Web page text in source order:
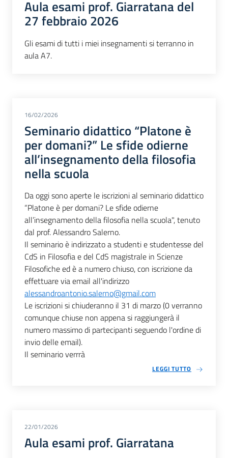
Aula esami prof. Giarratana del
27 febbraio 2026
Gli esami di tutti i miei insegnamenti si terranno in
aula A7.
16/02/2026
Seminario didattico “Platone è
per domani?” Le sfide odierne
all’insegnamento della filosofia
nella scuola
Da oggi sono aperte le iscrizioni al seminario didattico
“Platone è per domani? Le sfide odierne
all’insegnamento della filosofia nella scuola", tenuto
dal prof. Alessandro Salerno.
Il seminario è indirizzato a studenti e studentesse del
CdS in Filosofia e del CdS magistrale in Scienze
Filosofiche ed è a numero chiuso, con iscrizione da
effettuare via email all'indirizzo
alessandroantonio.salerno@gmail.com
Le iscrizioni si chiuderanno il 31 di marzo (0 verranno
comunque chiuse non appena si raggiungerà il
numero massimo di partecipanti seguendo l'ordine di
invio delle email).
Il seminario verrrà
LEGGI TUTTO
22/01/2026
Aula esami prof. Giarratana